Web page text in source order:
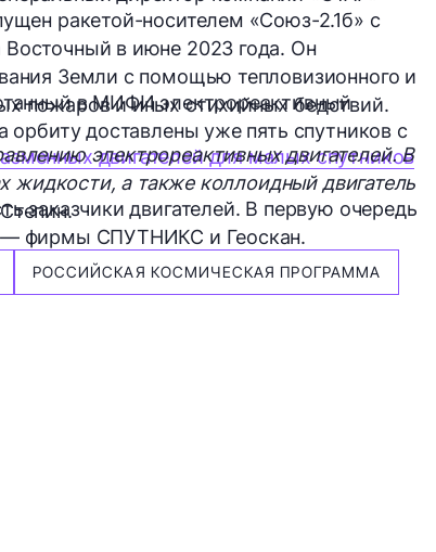
ракетой-носителем «Союз-2.1б» с
в июне 2023 года. Он
Земли с помощью тепловизионного и
пожаров и иных стихийных бедствий.
в МИФИ электрореактивный
орбиту доставлены уже пять спутников с
двигателей для малых спутников
электрореактивных двигателей. В
жидкости, а также коллоидный двигатель
заказчики двигателей. В первую очередь
— фирмы СПУТНИКС и Геоскан.
РОССИЙСКАЯ КОСМИЧЕСКАЯ ПРОГРАММА